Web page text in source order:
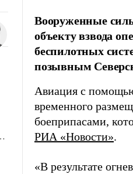
Вооруженные
объекту взвода
беспилотных
позывным
Авиация с
временного
боеприпасами,
РИА «Новости».
«В результате